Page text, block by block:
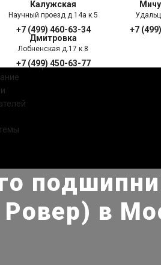
Калужская
Научный проезд д.14а к.5
+7 (499) 460-63-34
+7
Дмитровка
Лобненская д.17 к.8
+7 (499) 450-63-77ПРАЙС ЛИСТ
Ровер) в